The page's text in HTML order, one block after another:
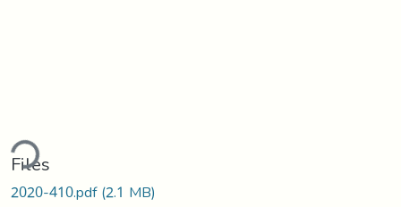
Files
2020-410.pdf(2.1 MB)